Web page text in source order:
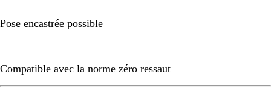
Pose encastrée possible
Compatible avec la norme zéro ressaut